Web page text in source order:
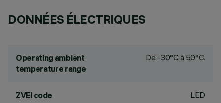
DONNÉES ÉLECTRIQUES
Operating ambient
temperature range
De -30°C à 50°C.
ZVEI code LED